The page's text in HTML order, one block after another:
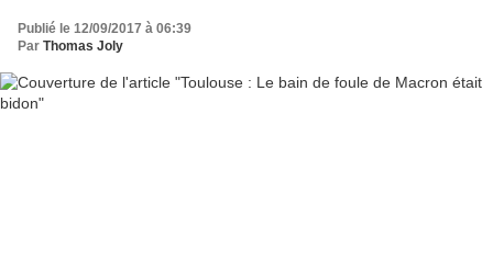
Publié le 12/09/2017 à 06:39
Par Thomas Joly